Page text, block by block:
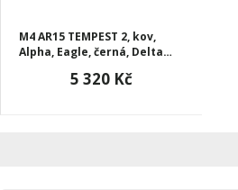
M4 AR15 TEMPEST 2, kov,
Alpha, Eagle, černá, Delta
5 320 Kč